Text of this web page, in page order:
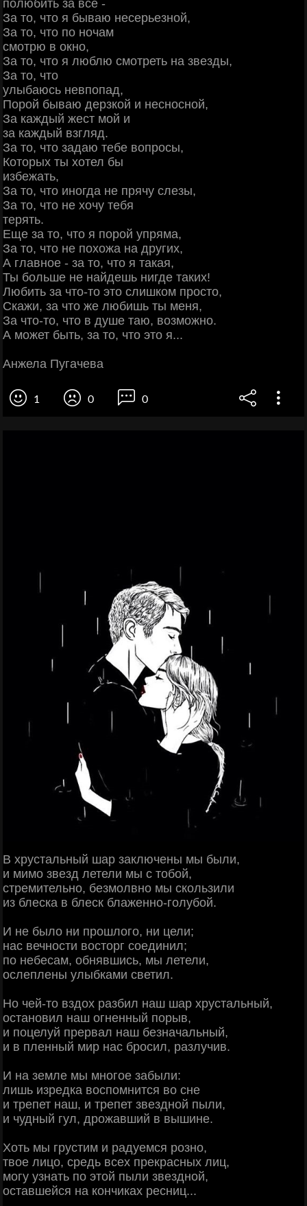
полюбить за все -
За то, что я бываю несерьезной,
За то, что по ночам
смотрю в окно,
За то, что я люблю смотреть на звезды,
За то, что
улыбаюсь невпопад,
Порой бываю дерзкой и несносной,
За каждый жест мой и
за каждый взгляд.
За то, что задаю тебе вопросы,
Которых ты хотел бы
избежать,
За то, что иногда не прячу слезы,
За то, что не хочу тебя
терять.
Еще за то, что я порой упряма,
За то, что не похожа на других,
А главное - за то, что я такая,
Ты больше не найдешь нигде таких!
Любить за что-то это слишком просто,
Скажи, за что же любишь ты меня,
За что-то, что в душе таю, возможно.
А может быть, за то, что это я...
Анжела Пугачева
1 0 0
В хрустальный шар заключены мы были,
и мимо звезд летели мы с тобой,
стремительно, безмолвно мы скользили
из блеска в блеск блаженно-голубой.
И не было ни прошлого, ни цели;
нас вечности восторг соединил;
по небесам, обнявшись, мы летели,
ослеплены улыбками светил.
Но чей-то вздох разбил наш шар хрустальный,
остановил наш огненный порыв,
и поцелуй прервал наш безначальный,
и в пленный мир нас бросил, разлучив.
И на земле мы многое забыли:
лишь изредка воспомнится во сне
и трепет наш, и трепет звездной пыли,
и чудный гул, дрожавший в вышине.
Хоть мы грустим и радуемся розно,
твое лицо, средь всех прекрасных лиц,
могу узнать по этой пыли звездной,
оставшейся на кончиках ресниц...